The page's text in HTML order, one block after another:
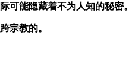
可能隐藏着不为人知的秘密。
宗教的。